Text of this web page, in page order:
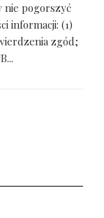
nie pogorszyć
informacji: (1)
zgód;